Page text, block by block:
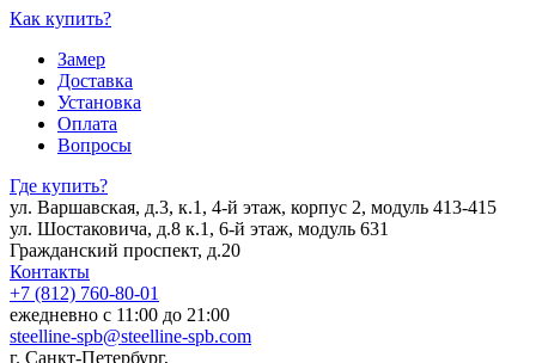
Как купить?
Замер
Доставка
Установка
Оплата
Вопросы
Где купить?
ул. Варшавская, д.3, к.1, 4-й этаж, корпус 2, модуль 413-415
ул. Шостаковича, д.8 к.1, 6-й этаж, модуль 631
Гражданский проспект, д.20
Контакты
+7 (812) 760-80-01
ежедневно с 11:00 до 21:00
steelline-spb@steelline-spb.com
г. Санкт-Петербург,